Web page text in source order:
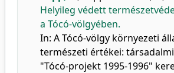
Helyileg védett
a Tócó-völgyében.
In: A Tócó-völgy környezeti
természeti értékei:
"Tócó-projekt 1995-1996"